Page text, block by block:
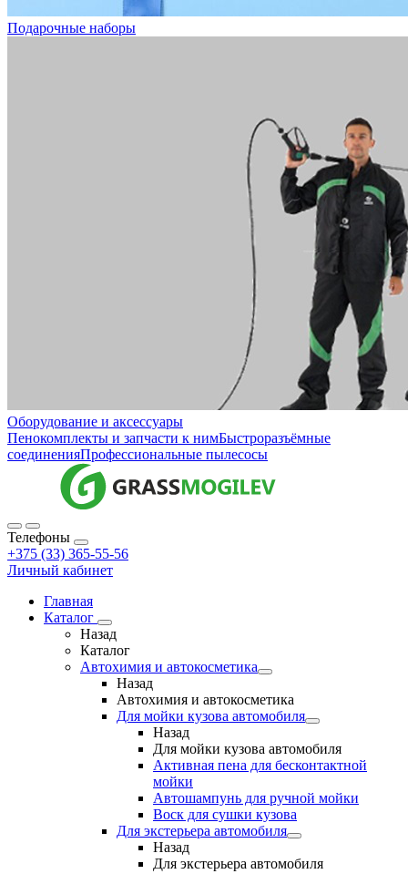
Подарочные наборы
Оборудование и аксессуары
Пенокомплекты и запчасти к нимБыстроразъёмные
соединенияПрофессиональные пылесосы
Телефоны
+375 (33) 365-55-56
Личный кабинет
Главная
Каталог
Назад
Каталог
Автохимия и автокосметика
Назад
Автохимия и автокосметика
Для мойки кузова автомобиля
Назад
Для мойки кузова автомобиля
Активная пена для бесконтактной
мойки
Автошампунь для ручной мойки
Воск для сушки кузова
Для экстерьера автомобиля
Назад
Для экстерьера автомобиля